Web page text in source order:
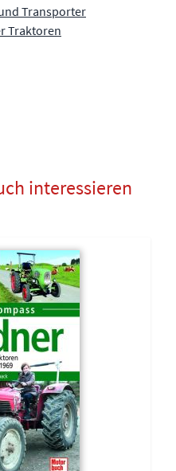
Transporter
Traktoren
interessieren